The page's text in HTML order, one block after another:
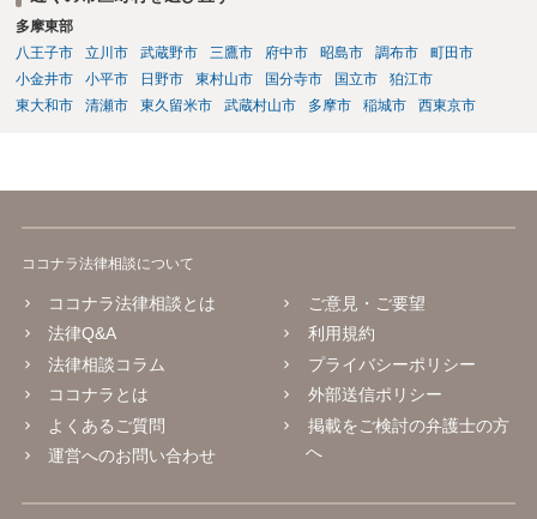
多摩東部
八王子市
立川市 武蔵野市 三鷹市 府中市 昭島市 調布市
町田市
小金井市
小平市 日野市 東村山市 国分寺市 国立市
狛江市
東大和市
清瀬市 東久留米市 武蔵村山市 多摩市 稲城市 西東京市
ココナラ法律相談について
ココナラ法律相談とは
法律Q&A
法律相談コラム
ココナラとは
よくあるご質問
運営へのお問い合わせ
ご意見・ご要望
利用規約
プライバシーポリシー
外部送信ポリシー
掲載をご検討の弁護士の方
へ